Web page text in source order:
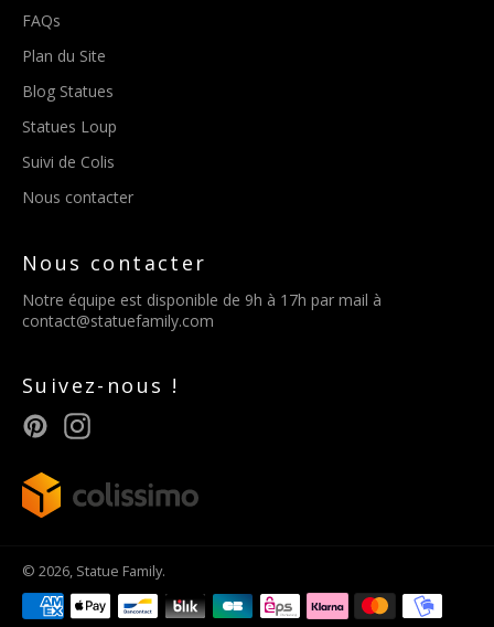
FAQs
Plan du Site
Blog Statues
Statues Loup
Suivi de Colis
Nous contacter
Nous contacter
Notre équipe est disponible de 9h à 17h par mail à
contact@statuefamily.com
Suivez-nous !
Pinterest
© 2026, Statue Family.
Méthodes
de